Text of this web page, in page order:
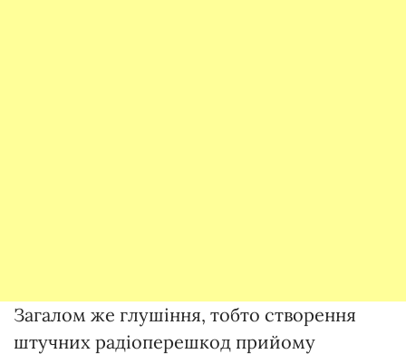
Загалом же глушіння, тобто створення
штучних радіоперешкод прийому